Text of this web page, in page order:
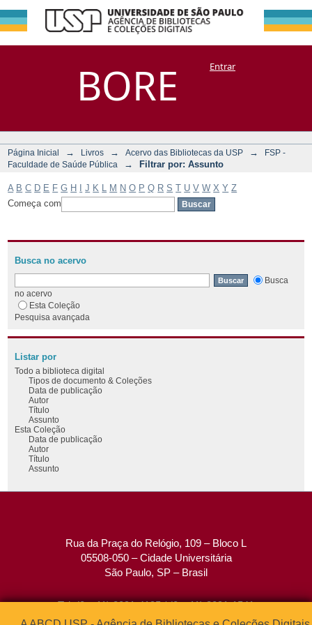
BORE
Filtrar por:
Assunto
DSpace/Manakin + CoriscoEntrar
Página Inicial → Livros → Acervo das Bibliotecas da USP →
FSP -
Faculdade de Saúde Pública
→ Filtrar por: Assunto
A B C D E F G H J K M N O P Q R S T U V W X Y Z
Começa com
Busca no acervo
Busca
no acervo
Esta Coleção
Pesquisa avançada
Listar por
Todo a biblioteca digital
Tipos de documento & Coleções
Data de publicação
Autor
Título
Assunto
Esta Coleção
Data de publicação
Autor
Título
Assunto
Rua da Praça do Relógio, 109 – Bloco L
05508-050 – Cidade Universitária
São Paulo, SP – Brasil
Tel: (0xx11) 3091-4195 / (0xx11) 3091-1541
Fax: (0xx11) 3091-1567